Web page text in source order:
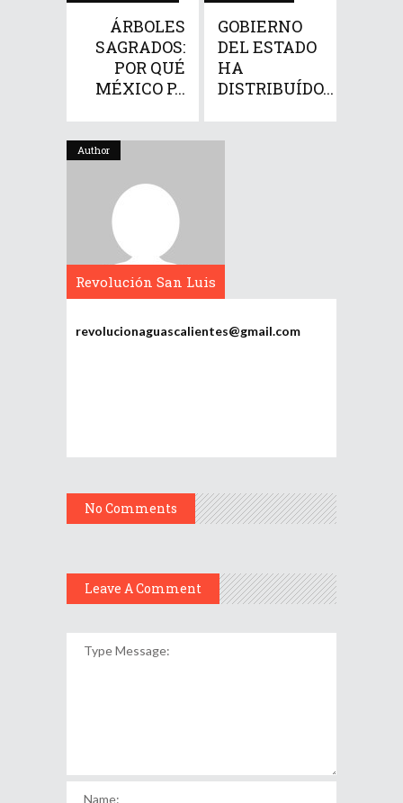
ÁRBOLES
SAGRADOS:
POR QUÉ
MÉXICO P...
GOBIERNO
DEL ESTADO
HA
DISTRIBUÍDO...
Author
Revolución San Luis
revolucionaguascalientes@gmail.com
No Comments
Leave A Comment